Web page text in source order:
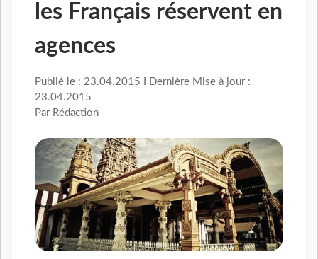
les Français réservent en
agences
Publié le : 23.04.2015 I Dernière Mise à jour :
23.04.2015
Par Rédaction